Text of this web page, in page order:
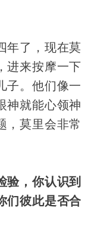
年了，现在莫
进来按摩一下
子。他们像一
神就能心领神
，莫里会非常
验，你认识到
们彼此是否合